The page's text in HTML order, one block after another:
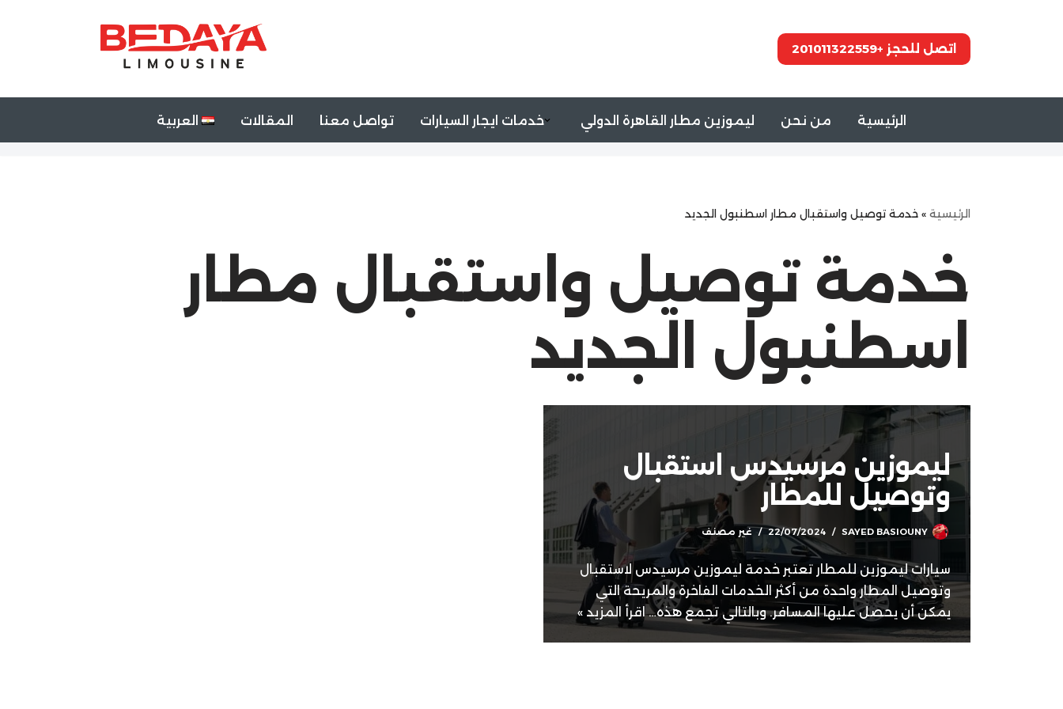
اتصل للحجز +201011322559
الرئيسية من نحن ليموزين مطار القاهرة الدولي خدمات ايجار السيارات تواصل معنا المقالات العربية
الرئيسية » خدمة توصيل واستقبال مطار اسطنبول الجديد
خدمة توصيل واستقبال مطار
اسطنبول الجديد
ليموزين مرسيدس استقبال
وتوصيل للمطار
SAYED BASIOUNY
22/07/2024 غير مصنف
سيارات ليموزين للمطار تعتبر خدمة ليموزين مرسيدس لاستقبال
وتوصيل المطار واحدة من أكثر الخدمات الفاخرة والمريحة التي
يمكن أن يحصل عليها المسافر. وبالتالي تجمع هذه…اقرأ المزيد »